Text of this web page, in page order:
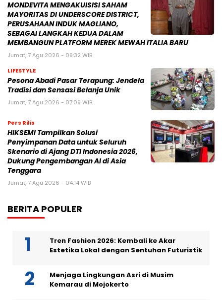
MONDEVITA MENGAKUISISI SAHAM
MAYORITAS DI UNDERSCORE DISTRICT,
PERUSAHAAN INDUK MAGLIANO,
SEBAGAI LANGKAH KEDUA DALAM
MEMBANGUN PLATFORM MEREK MEWAH ITALIA BARU
Jumat, 7 Agu 2026 - 09:32 WIB
LIFESTYLE
Pesona Abadi Pasar Terapung: Jendela
Tradisi dan Sensasi Belanja Unik
Jumat, 7 Agu 2026 - 07:09 WIB
Pers Rilis
HIKSEMI Tampilkan Solusi
Penyimpanan Data untuk Seluruh
Skenario di Ajang DTI Indonesia 2026,
Dukung Pengembangan AI di Asia
Tenggara
Jumat, 7 Agu 2026 - 04:14 WIB
BERITA POPULER
Tren Fashion 2026: Kembali ke Akar
Estetika Lokal dengan Sentuhan Futuristik
Menjaga Lingkungan Asri di Musim
Kemarau di Mojokerto